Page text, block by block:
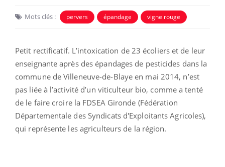
Mots clés : pervers épandage vigne rouge
Petit rectificatif. L’intoxication de 23 écoliers et de leur
enseignante après des épandages de pesticides dans la
commune de Villeneuve-de-Blaye en mai 2014, n’est
pas liée à l’activité d’un viticulteur bio, comme a tenté
de le faire croire la FDSEA Gironde (Fédération
Départementale des Syndicats d'Exploitants Agricoles),
qui représente les agriculteurs de la région.